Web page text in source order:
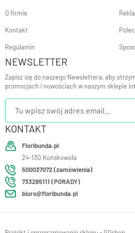
O firmie
Kontakt
Regulamin
NEWSLETTER
Zapisz się do naszego Newslettera, aby
promocjach i nowościach w naszym sklepie
KONTAKT
Floribunda.pl
24-130 Końskowola
500037072 (zamówienia)
733295111 (PORADY)
biuro@floribunda.pl